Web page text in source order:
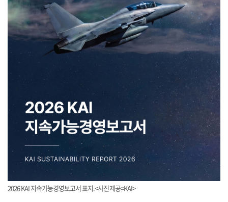
2026 KAI 지속가능경영보고서 표지.<사진제공=KAI>